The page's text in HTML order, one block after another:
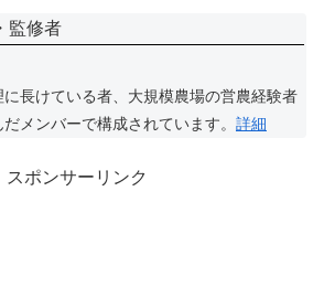
監修者
長けている者、大規模農場の営農経験者
メンバーで構成されています。 詳細
スポンサーリンク